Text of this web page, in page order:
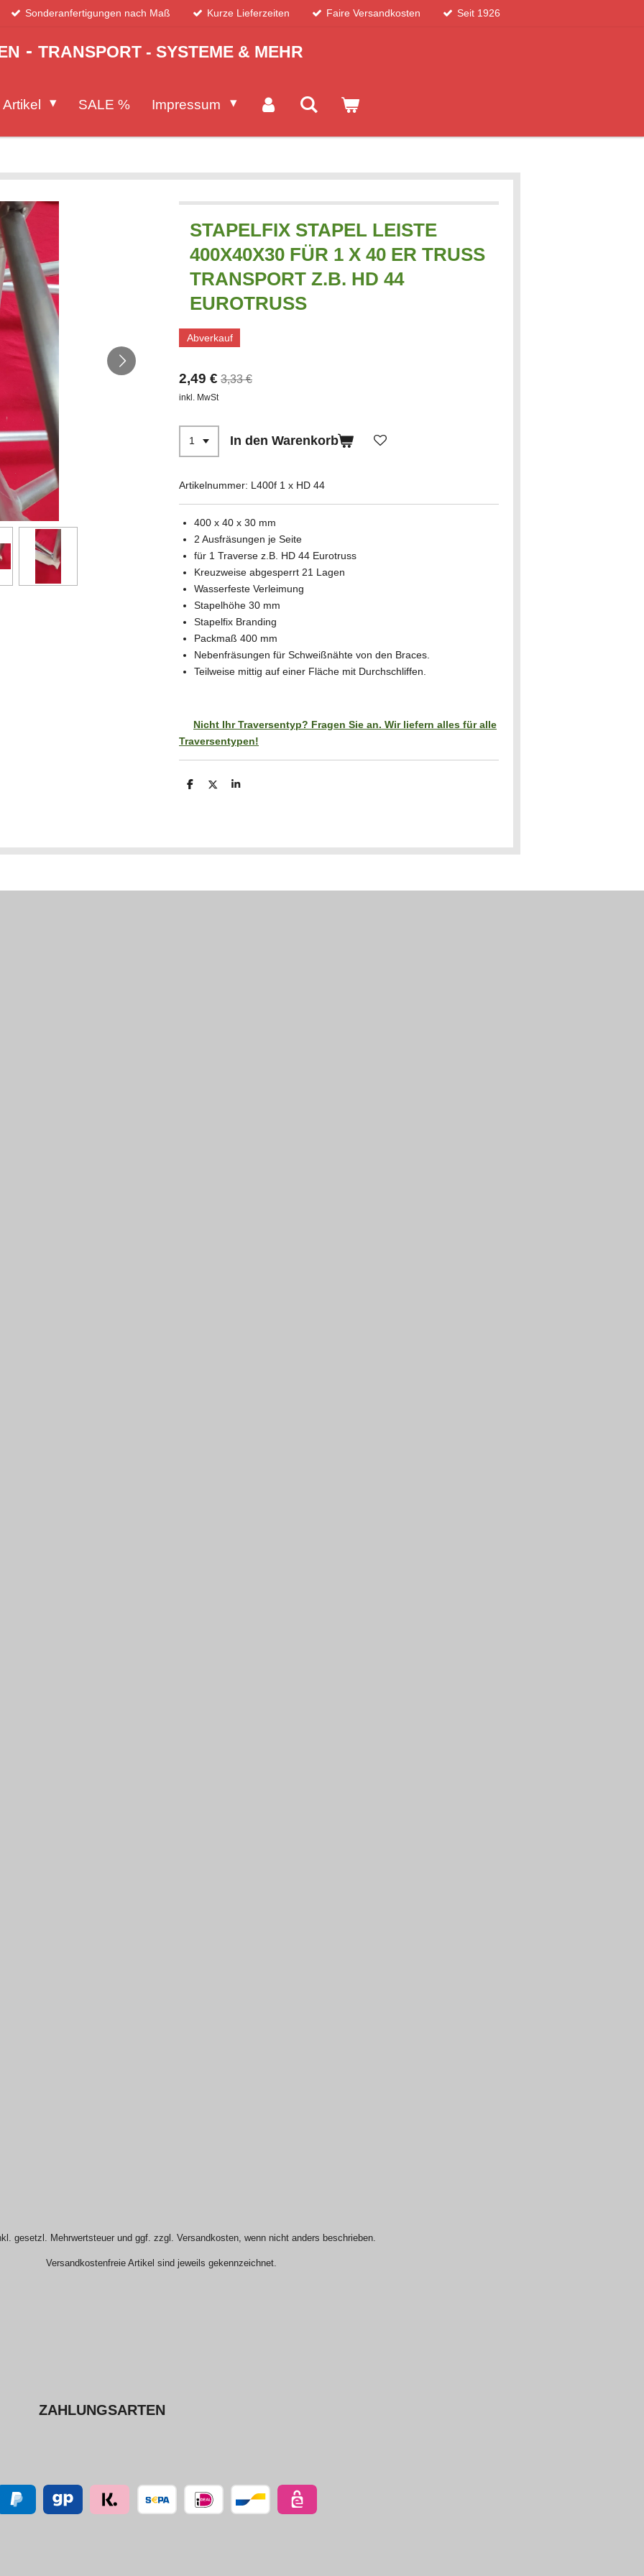
Sonderanfertigungen nach Maß Kurze Lieferzeiten Faire Versandkosten Seit 1926
- TRANSPORT - SYSTEME & MEHR
Artikel SALE % Impressum
STAPELFIX STAPEL LEISTE
400X40X30 FÜR 1 X 40 ER TRUSS
TRANSPORT Z.B. HD 44
EUROTRUSS
Abverkauf
2,49 € 3,33 €
inkl. MwSt
In den Warenkorb
Artikelnummer: L400f 1 x HD 44
400 x 40 x 30 mm
2 Ausfräsungen je Seite
für 1 Traverse z.B. HD 44 Eurotruss
Kreuzweise abgesperrt 21 Lagen
Wasserfeste Verleimung
Stapelhöhe 30 mm
Stapelfix Branding
Packmaß 400 mm
Nebenfräsungen für Schweißnähte von den Braces.
Teilweise mittig auf einer Fläche mit Durchschliffen.
Nicht Ihr Traversentyp? Fragen Sie an. Wir liefern alles für alle
Traversentypen!
T
T
T
gesetzl. Mehrwertsteuer und ggf. zzgl. Versandkosten, wenn nicht anders beschrieben.
Versandkostenfreie Artikel sind jeweils gekennzeichnet.
ZAHLUNGSARTEN